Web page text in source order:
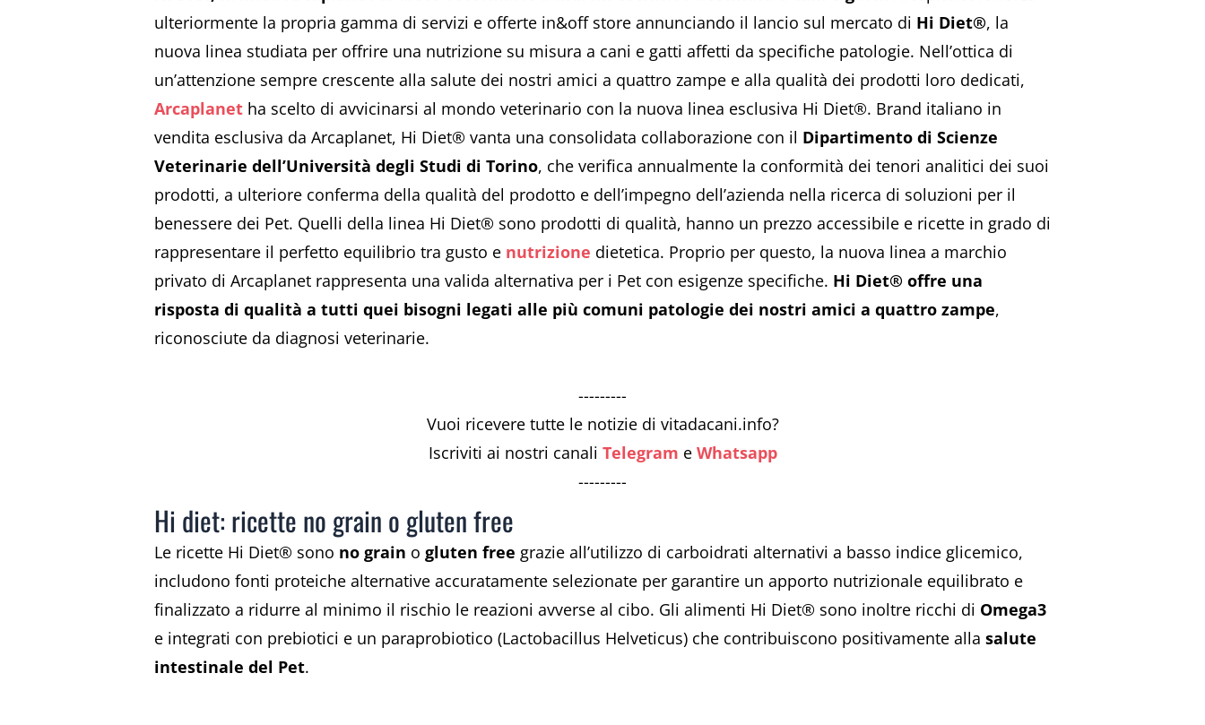
ulteriormente la propria gamma di servizi e offerte in&off store annunciando il lancio sul mercato di Hi Diet®, la
nuova linea studiata per offrire una nutrizione su misura a cani e gatti affetti da specifiche patologie. Nell’ottica di
un’attenzione sempre crescente alla salute dei nostri amici a quattro zampe e alla qualità dei prodotti loro dedicati,
Arcaplanet ha scelto di avvicinarsi al mondo veterinario con la nuova linea esclusiva Hi Diet®. Brand italiano in
vendita esclusiva da Arcaplanet, Hi Diet® vanta una consolidata collaborazione con il Dipartimento di Scienze
Veterinarie dell’Università degli Studi di Torino, che verifica annualmente la conformità dei tenori analitici dei suoi
prodotti, a ulteriore conferma della qualità del prodotto e dell’impegno dell’azienda nella ricerca di soluzioni per il
benessere dei Pet. Quelli della linea Hi Diet® sono prodotti di qualità, hanno un prezzo accessibile e ricette in grado di
rappresentare il perfetto equilibrio tra gusto e nutrizione dietetica. Proprio per questo, la nuova linea a marchio
privato di Arcaplanet rappresenta una valida alternativa per i Pet con esigenze specifiche. Hi Diet® offre una
risposta di qualità a tutti quei bisogni legati alle più comuni patologie dei nostri amici a quattro zampe,
riconosciute da diagnosi veterinarie.
---------
Vuoi ricevere tutte le notizie di vitadacani.info?
Iscriviti ai nostri canali Telegram e Whatsapp
---------
Hi diet: ricette no grain o gluten free
Le ricette Hi Diet® sono no grain o gluten free grazie all’utilizzo di carboidrati alternativi a basso indice glicemico,
includono fonti proteiche alternative accuratamente selezionate per garantire un apporto nutrizionale equilibrato e
finalizzato a ridurre al minimo il rischio le reazioni avverse al cibo. Gli alimenti Hi Diet® sono inoltre ricchi di Omega3
e integrati con prebiotici e un paraprobiotico (Lactobacillus Helveticus) che contribuiscono positivamente alla salute
intestinale del Pet.